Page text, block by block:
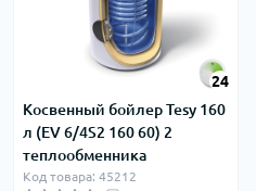
24
Косвенный бойлер Tesy 160
л (EV 6/4S2 160 60) 2
теплообменника
Код товара: 45212